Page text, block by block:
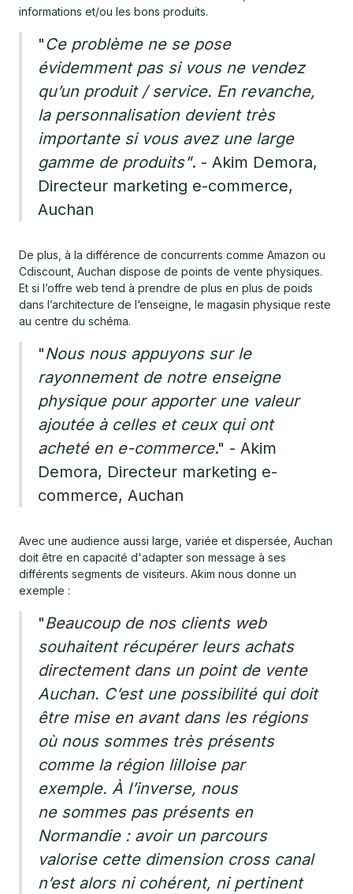
informations et/ou les bons produits.
"Ce problème ne se pose
évidemment pas si vous ne vendez
qu’un produit / service. En revanche,
la personnalisation devient très
importante si vous avez une large
gamme de produits". - Akim Demora,
Directeur marketing e-commerce,
Auchan
De plus, à la différence de concurrents comme Amazon ou
Cdiscount, Auchan dispose de points de vente physiques.
Et si l’offre web tend à prendre de plus en plus de poids
dans l’architecture de l‘enseigne, le magasin physique reste
au centre du schéma.
"Nous nous appuyons sur le
rayonnement de notre enseigne
physique pour apporter une valeur
ajoutée à celles et ceux qui ont
acheté en e-commerce." - Akim
Demora, Directeur marketing e-
commerce, Auchan
Avec une audience aussi large, variée et dispersée, Auchan
doit être en capacité d'adapter son message à ses
différents segments de visiteurs. Akim nous donne un
exemple :
"Beaucoup de nos clients web
souhaitent récupérer leurs achats
directement dans un point de vente
Auchan. C’est une possibilité qui doit
être mise en avant dans les régions
où nous sommes très présents
comme la région lilloise par
exemple. À l’inverse, nous
ne sommes pas présents en
Normandie : avoir un parcours
valorise cette dimension cross canal
n’est alors ni cohérent, ni pertinent